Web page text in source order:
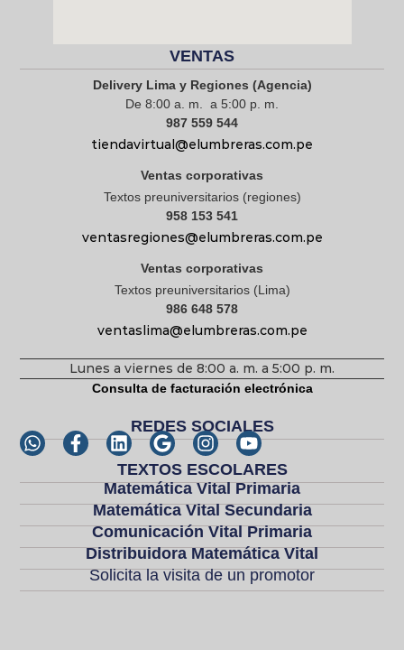
VENTAS
Delivery Lima y Regiones (Agencia)
De 8:00 a. m. a 5:00 p. m.
987 559 544
tiendavirtual@elumbreras.com.pe
Ventas corporativas
Textos preuniversitarios (regiones)
958 153 541
ventasregiones@elumbreras.com.pe
Ventas corporativas
Textos preuniversitarios (Lima)
986 648 578
ventaslima@elumbreras.com.pe
Lunes a viernes de 8:00 a. m. a 5:00 p. m.
Consulta de facturación electrónica
REDES SOCIALES
TEXTOS ESCOLARES
Matemática Vital Primaria
Matemática Vital Secundaria
Comunicación Vital Primaria
Distribuidora Matemática Vital
Solicita la visita de un promotor